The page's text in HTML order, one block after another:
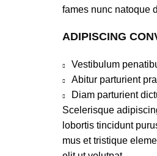
fames nunc natoque
ADIPISCING
Vestibulum
Abitur parturient
Diam parturient
Scelerisque
lobortis tincidunt
mus et tristique